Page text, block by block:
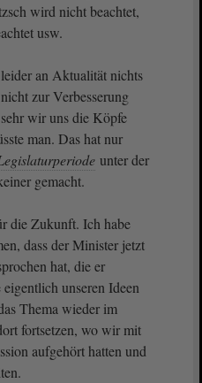
wird nicht beachtet,
usw.
an Aktualität nichts
zur Verbesserung
wir uns die Köpfe
man. Das hat nur
unter der
gemacht.
die Zukunft. Ich habe
dass der Minister jetzt
hat, die er
unseren Ideen
Thema wieder im
fortsetzen, wo wir mit
aufgehört hatten und